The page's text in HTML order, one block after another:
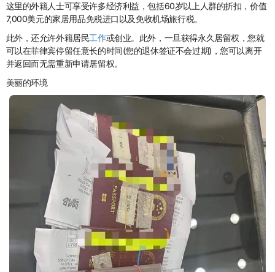
这里的外籍人士可享受许多经济利益，包括60岁以上人群的折扣，价值
7,000美元的家居用品免税进口以及免收机场旅行税。
此外，还允许外籍居民工作或创业。此外，一旦获得永久居留权，您就
可以在菲律宾停留任意长的时间(您的退休签证不会过期)，您可以离开
并返回而无需重新申请居留权。
美丽的环境